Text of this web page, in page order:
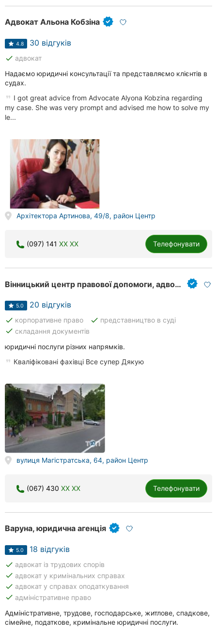
Адвокат Альона Кобзіна
4.8 30 відгуків
done адвокат
Надаємо юридичні консультації та представляємо клієнтів в
судах.
I got great advice from Advocate Alyona Kobzina regarding
my case. She was very prompt and advised me how to solve my
le...
Архітектора Артинова, 49/8, район Центр
(097) 141 XX XX Телефонувати
Вінницький центр правової допомоги, адвокатське об'єднання
5.0 20 відгуків
done корпоративне право done представництво в суді
done складання документів
юридичні послуги різних напрямків.
Кваліфіковані фахівці Все супер Дякую
вулиця Магістратська, 64, район Центр
(067) 430 XX XX Телефонувати
Варуна, юридична агенція
5.0 18 відгуків
done адвокат із трудових спорів
done адвокат у кримінальних справах
done адвокат у справах оподаткування
done адміністративне право
Адміністративне, трудове, господарське, житлове, спадкове,
сімейне, податкове, кримінальне юридичні послуги.